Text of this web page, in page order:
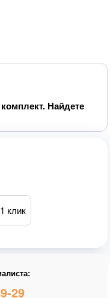
Найдете
клик
29